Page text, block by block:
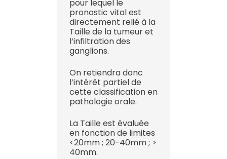
pour lequel le
pronostic vital est
directement relié à la
Taille de la tumeur et
l’infiltration des
ganglions.
On retiendra donc
l’intérêt partiel de
cette classification en
pathologie orale.
La Taille est évaluée
en fonction de limites
<20mm ; 20-40mm ; >
40mm.